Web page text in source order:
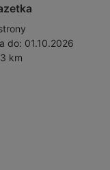
do: 01.10.2026
km